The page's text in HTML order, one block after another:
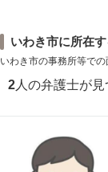
いわき市に所在
いわき市の事務所等での
2 人の弁護士が